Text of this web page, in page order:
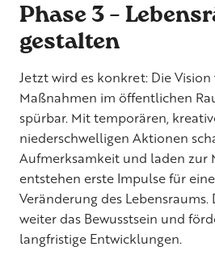
Phase 3 –
gestalten
Jetzt wird es konkret: Die
Maßnahmen im öffentlichen
spürbar. Mit temporären,
niederschwelligen Aktionen
Aufmerksamkeit und laden zur
entstehen erste Impulse für
Veränderung des Lebensraums.
weiter das Bewusstsein und
langfristige Entwicklungen.